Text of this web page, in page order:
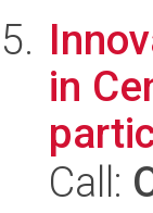
in
Call: